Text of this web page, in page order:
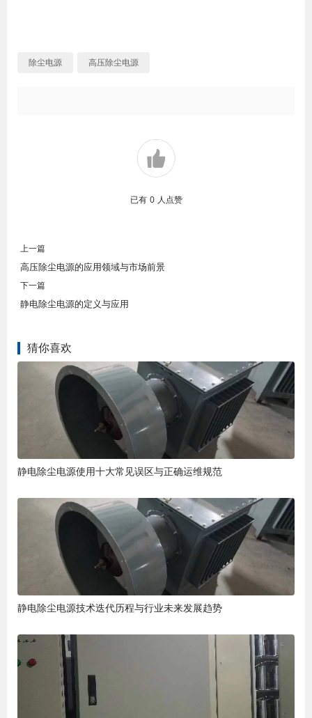
除尘电源 高压除尘电源
已有 0 人点赞
上一篇
高压除尘电源的应用领域与市场前景
下一篇
静电除尘电源的定义与应用
猜你喜欢
静电除尘电源使用十大常见误区与正确运维规范
静电除尘电源技术迭代历程与行业未来发展趋势